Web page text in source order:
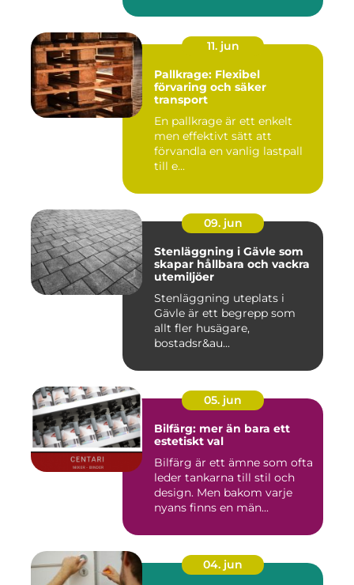
11. jun
Pallkrage: Flexibel
förvaring och säker
transport
En pallkrage är ett enkelt
men effektivt sätt att
förvandla en vanlig lastpall
till e...
09. jun
Stenläggning i Gävle som
skapar hållbara och vackra
utemiljöer
Stenläggning uteplats i
Gävle är ett begrepp som
allt fler husägare,
bostadsr&au...
05. jun
Bilfärg: mer än bara ett
estetiskt val
Bilfärg är ett ämne som ofta
leder tankarna till stil och
design. Men bakom varje
nyans finns en män...
04. jun